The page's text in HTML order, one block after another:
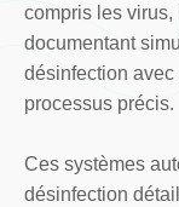
compris les virus,
documentant
désinfection
processus précis.
Ces systèmes
désinfection